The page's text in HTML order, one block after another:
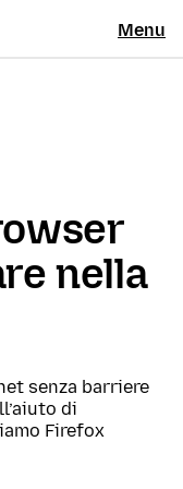
Menu
nella
senza barriere
di
Firefox